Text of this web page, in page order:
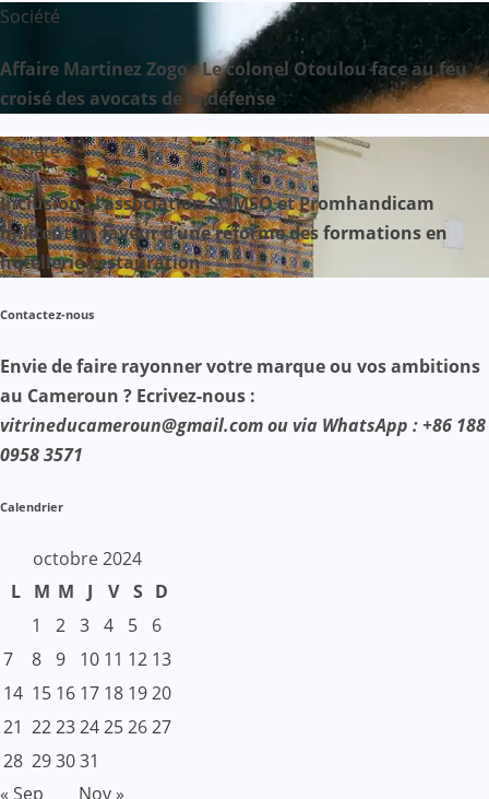
Société
Affaire Martinez Zogo : Le colonel Otoulou face au feu
croisé des avocats de la défense
Société
Inclusion : l’association SOMSO et Promhandicam
militent en faveur d’une réforme des formations en
hôtellerie-restauration
Contactez-nous
Envie de faire rayonner votre marque ou vos ambitions
au Cameroun ? Ecrivez-nous :
vitrineducameroun@gmail.com ou via WhatsApp : +86 188
0958 3571
Calendrier
octobre 2024
L
M M J V S D
1
2 3 4 5
6
7
8 9 10 11 12 13
14 15 16 17 18 1920
21 222324252627
28 293031
« Sep
Nov »